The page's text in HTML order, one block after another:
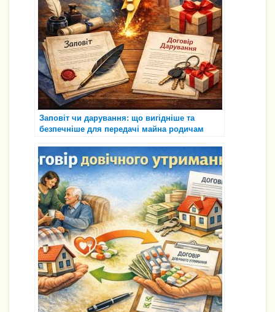
с
я
Заповіт чи дарування: що вигідніше та
безпечніше для передачі майна родичам